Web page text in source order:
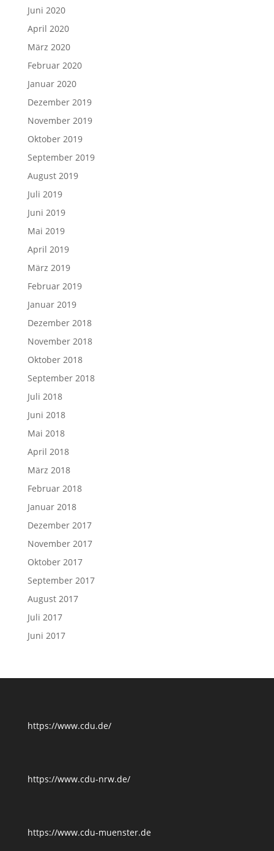
Juni 2020
April 2020
März 2020
Februar 2020
Januar 2020
Dezember 2019
November 2019
Oktober 2019
September 2019
August 2019
Juli 2019
Juni 2019
Mai 2019
April 2019
März 2019
Februar 2019
Januar 2019
Dezember 2018
November 2018
Oktober 2018
September 2018
Juli 2018
Juni 2018
Mai 2018
April 2018
März 2018
Februar 2018
Januar 2018
Dezember 2017
November 2017
Oktober 2017
September 2017
August 2017
Juli 2017
Juni 2017
https://www.cdu.de/
https://www.cdu-nrw.de/
https://www.cdu-muenster.de